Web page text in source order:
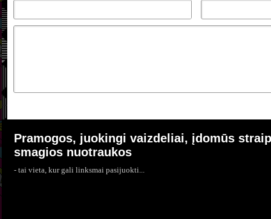
Pramogos, juokingi vaizdeliai, įdomūs
smagios nuotraukos
- tai vieta, kur gali linksmai pasijuokti...